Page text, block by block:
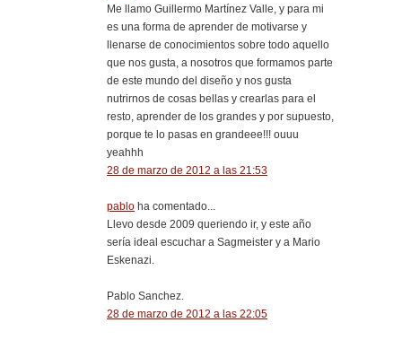
Me llamo Guillermo Martínez Valle, y para mi
es una forma de aprender de motivarse y
llenarse de conocimientos sobre todo aquello
que nos gusta, a nosotros que formamos parte
de este mundo del diseño y nos gusta
nutrirnos de cosas bellas y crearlas para el
resto, aprender de los grandes y por supuesto,
porque te lo pasas en grandeee!!! ouuu
yeahhh
28 de marzo de 2012 a las 21:53
pablo ha comentado...
Llevo desde 2009 queriendo ir, y este año
sería ideal escuchar a Sagmeister y a Mario
Eskenazi.
Pablo Sanchez.
28 de marzo de 2012 a las 22:05